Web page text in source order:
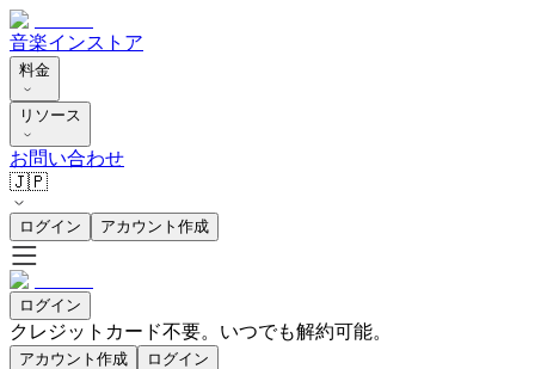
音楽インストア
料金
リソース
お問い合わせ
🇯🇵
ログイン アカウント作成
ログイン
クレジットカード不要。いつでも解約可能。
アカウント作成 ログイン